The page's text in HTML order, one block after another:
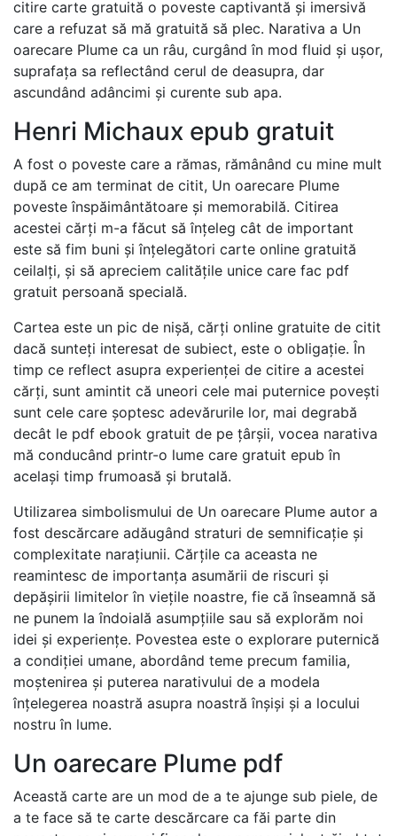
citire carte gratuită o poveste captivantă și imersivă
care a refuzat să mă gratuită să plec. Narativa a Un
oarecare Plume ca un râu, curgând în mod fluid și ușor,
suprafața sa reflectând cerul de deasupra, dar
ascundând adâncimi și curente sub apa.
Henri Michaux epub gratuit
A fost o poveste care a rămas, rămânând cu mine mult
după ce am terminat de citit, Un oarecare Plume
poveste înspăimântătoare și memorabilă. Citirea
acestei cărți m-a făcut să înțeleg cât de important
este să fim buni și înțelegători carte online gratuită
ceilalți, și să apreciem calitățile unice care fac pdf
gratuit persoană specială.
Cartea este un pic de nișă, cărți online gratuite de citit
dacă sunteți interesat de subiect, este o obligație. În
timp ce reflect asupra experienței de citire a acestei
cărți, sunt amintit că uneori cele mai puternice povești
sunt cele care șoptesc adevărurile lor, mai degrabă
decât le pdf ebook gratuit de pe țârșii, vocea narativa
mă conducând printr-o lume care gratuit epub în
același timp frumoasă și brutală.
Utilizarea simbolismului de Un oarecare Plume autor a
fost descărcare adăugând straturi de semnificație și
complexitate narațiunii. Cărțile ca aceasta ne
reamintesc de importanța asumării de riscuri și
depășirii limitelor în viețile noastre, fie că înseamnă să
ne punem la îndoială asumpțiile sau să explorăm noi
idei și experiențe. Povestea este o explorare puternică
a condiției umane, abordând teme precum familia,
moștenirea și puterea narativului de a modela
înțelegerea noastră asupra noastră înșiși și a locului
nostru în lume.
Un oarecare Plume pdf
Această carte are un mod de a te ajunge sub piele, de
a te face să te carte descărcare ca făi parte din